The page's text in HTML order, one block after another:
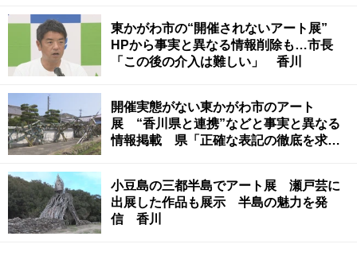
東かがわ市の“開催されないアート展”
HPから事実と異なる情報削除も…市長
「この後の介入は難しい」 香川
開催実態がない東かがわ市のアート
展 “香川県と連携”などと事実と異なる
情報掲載 県「正確な表記の徹底を求め
小豆島の三都半島でアート展 瀬戸芸に
出展した作品も展示 半島の魅力を発
信 香川